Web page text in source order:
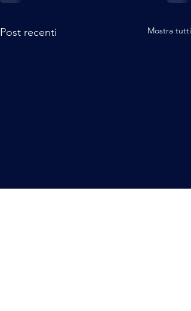
Post recenti Mostra tutti